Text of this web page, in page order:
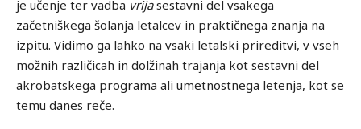
je učenje ter vadba vrijasestavni del vsakega
začetniškega šolanja letalcev in praktičnega znanja na
izpitu. Vidimo ga lahko na vsaki letalski prireditvi, v vseh
možnih različicah in dolžinah trajanja kot sestavni del
akrobatskega programa ali umetnostnega letenja, kot se
temu danes reče.